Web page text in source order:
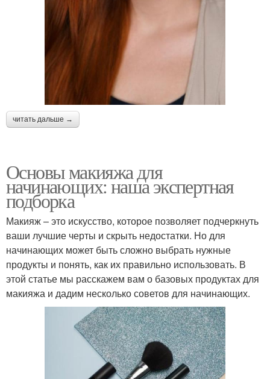
читать дальше →
Основы макияжа для
начинающих: наша экспертная
подборка
Макияж – это искусство, которое позволяет подчеркнуть
ваши лучшие черты и скрыть недостатки. Но для
начинающих может быть сложно выбрать нужные
продукты и понять, как их правильно использовать. В
этой статье мы расскажем вам о базовых продуктах для
макияжа и дадим несколько советов для начинающих.